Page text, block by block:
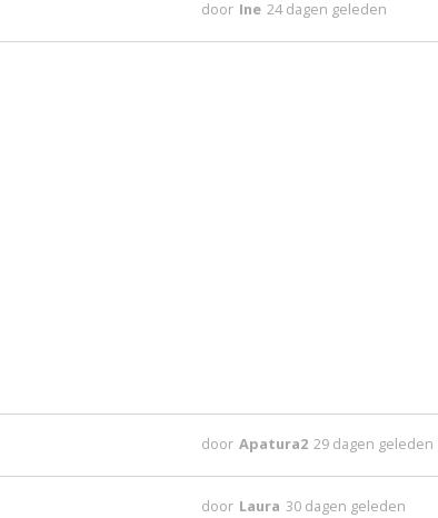
door Ine 24 dagen geleden
door Apatura2 29 dagen geleden
door Laura 30 dagen geleden